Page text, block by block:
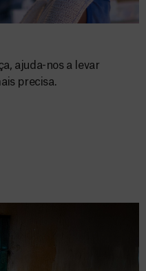
ajuda-nos a levar
precisa.